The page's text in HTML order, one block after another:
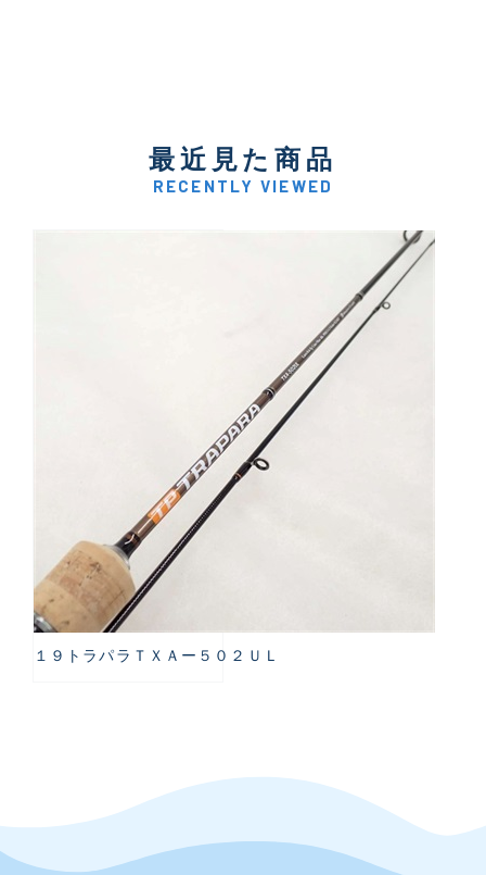
最近見た商品
RECENTLY VIEWED
１９トラパラＴＸＡー５０２ＵＬ